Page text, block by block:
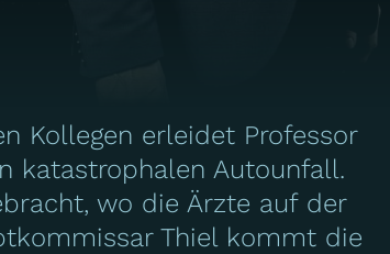
Kollegen erleidet Professor
katastrophalen Autounfall.
wo die Ärzte auf der
Thiel kommt die